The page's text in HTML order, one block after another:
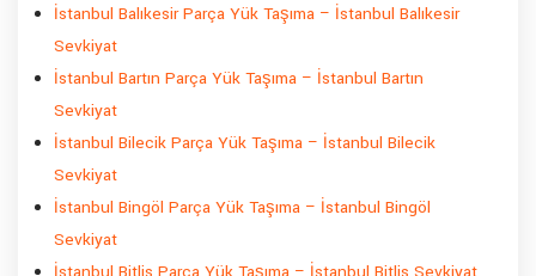
İstanbul Balıkesir Parça Yük Taşıma – İstanbul Balıkesir
Sevkiyat
İstanbul Bartın Parça Yük Taşıma – İstanbul Bartın
Sevkiyat
İstanbul Bilecik Parça Yük Taşıma – İstanbul Bilecik
Sevkiyat
İstanbul Bingöl Parça Yük Taşıma – İstanbul Bingöl
Sevkiyat